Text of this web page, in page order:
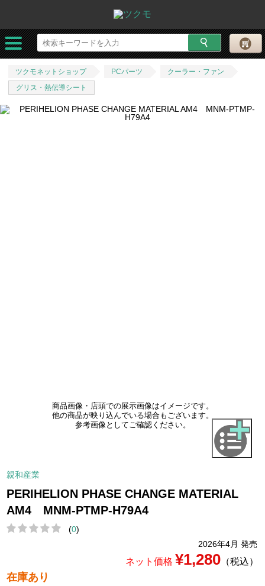
ツクモネットショップ PCパーツ
クーラー・ファン
グリス・熱伝導シート
商品画像・店頭での展示画像はイメージです。
他の商品が映り込んでいる場合もございます。
参考画像としてご確認ください。
親和産業
PERIHELION PHASE CHANGE MATERIAL
AM4 MNM-PTMP-H79A4
(0)
2026年4月 発売
ネット価格 ¥1,280（税込）
在庫あり